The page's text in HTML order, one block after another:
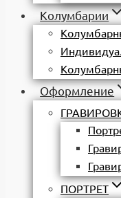
Колумбарии
Оформление
ПОРТРЕТ